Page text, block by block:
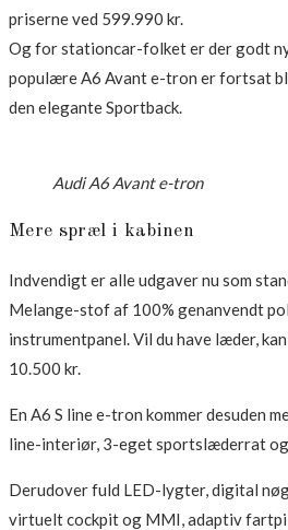
priserne ved 599.990 kr.
Og for stationcar-folket er der godt
populære A6 Avant e-tron er fortsat
den elegante Sportback.
Audi A6 Avant e-tron
Mere spræl i kabinen
Indvendigt er alle udgaver nu som
Melange-stof af 100% genanvendt
instrumentpanel. Vil du have læder,
10.500 kr.
En A6 S line e-tron kommer desuden
line-interiør, 3-eget sportslæderrat
Derudover fuld LED-lygter, digital
virtuelt cockpit og MMI, adaptiv